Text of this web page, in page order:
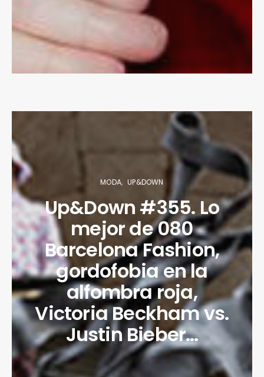
MODA UP&DOWN
Up&Down #355. Lo
mejor de 080
Barcelona Fashion,
gordofobia en la
alfombra roja,
Victoria Beckham vs.
Justin Bieber…